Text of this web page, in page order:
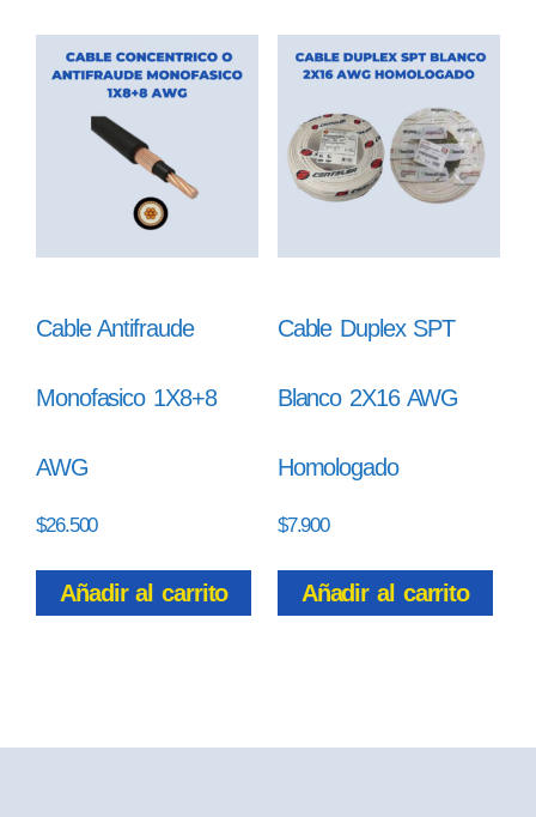
Cable Antifraude
Monofasico 1X8+8
AWG
$26.500
Añadir al carrito
Cable Duplex SPT
Blanco 2X16 AWG
Homologado
$7.900
Añadir al carrito